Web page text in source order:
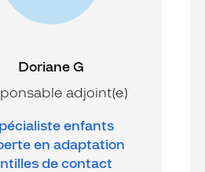
Doriane G
adjoint(e)
enfants
en adaptation
de contact